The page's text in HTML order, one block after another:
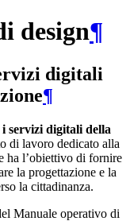
design¶
digitali
¶
servizi digitali della
di lavoro dedicato alla
ha l’obiettivo di fornire
la progettazione e la
la cittadinanza.
Manuale operativo di